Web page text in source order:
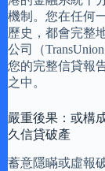
機制。您在任何
歷史，都會完整
公司（
您的完整信貸報
之中。
嚴重後果：或構
久信貸破產
蓄意隱瞞或虛報